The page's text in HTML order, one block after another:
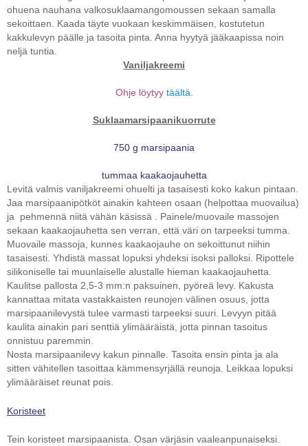
ohuena nauhana valkosuklaamangomoussen sekaan samalla
sekoittaen. Kaada täyte vuokaan keskimmäisen, kostutetun
kakkulevyn päälle ja tasoita pinta. Anna hyytyä jääkaapissa noin
neljä tuntia.
Vaniljakreemi
Ohje löytyy täältä
Suklaamarsipaanikuorrute
750 g marsipaania
tummaa kaakaojauhetta
Levitä valmis vaniljakreemi ohuelti ja tasaisesti koko kakun pintaan.
Jaa marsipaanipötköt ainakin kahteen osaan (helpottaa muovailua)
ja pehmennä niitä vähän käsissä . Painele/muovaile massojen
sekaan kaakaojauhetta sen verran, että väri on tarpeeksi tumma.
Muovaile massoja, kunnes kaakaojauhe on sekoittunut niihin
tasaisesti. Yhdistä massat lopuksi yhdeksi isoksi palloksi. Ripottele
silikoniselle tai muunlaiselle alustalle hieman kaakaojauhetta.
Kaulitse pallosta 2,5-3 mm:n paksuinen, pyöreä levy. Kakusta
kannattaa mitata vastakkaisten reunojen välinen osuus, jotta
marsipaanilevystä tulee varmasti tarpeeksi suuri. Levyyn pitää
kaulita ainakin pari senttiä ylimääräistä, jotta pinnan tasoitus
onnistuu paremmin.
Nosta marsipaanilevy kakun pinnalle. Tasoita ensin pinta ja ala
sitten vähitellen tasoittaa kämmensyrjällä reunoja. Leikkaa lopuksi
ylimääräiset reunat pois.
Koristeet
Tein koristeet marsipaanista. Osan värjäsin vaaleanpunaiseksi.